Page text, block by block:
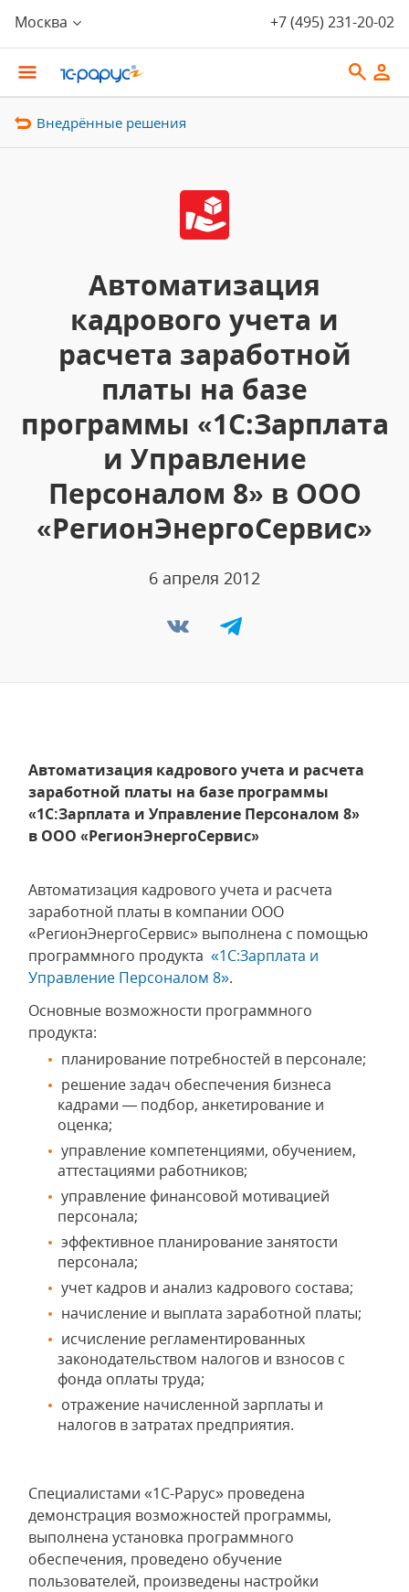
Москва +7 (495) 231-20-02
Внедрённые решения
Автоматизация
кадрового учета и
расчета заработной
платы на базе
программы «1С:Зарплата
и Управление
Персоналом 8» в ООО
«РегионЭнергоСервис»
6 апреля 2012
Автоматизация кадрового учета и расчета
заработной платы на базе программы
«1С:Зарплата и Управление Персоналом 8»
в ООО «РегионЭнергоСервис»
Автоматизация кадрового учета и расчета
заработной платы в компании ООО
«РегионЭнергоСервис» выполнена с помощью
программного продукта «1С:Зарплата и
Управление Персоналом 8».
Основные возможности программного
продукта:
планирование потребностей в персонале;
решение задач обеспечения бизнеса
кадрами — подбор, анкетирование и
оценка;
управление компетенциями, обучением,
аттестациями работников;
управление финансовой мотивацией
персонала;
эффективное планирование занятости
персонала;
учет кадров и анализ кадрового состава;
начисление и выплата заработной платы;
исчисление регламентированных
законодательством налогов и взносов с
фонда оплаты труда;
отражение начисленной зарплаты и
налогов в затратах предприятия.
Специалистами «1С-Рарус» проведена
демонстрация возможностей программы,
выполнена установка программного
обеспечения, проведено обучение
пользователей, произведены настройки